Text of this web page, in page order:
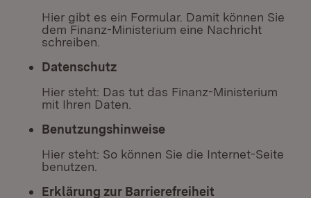
Hier gibt es ein Formular. Damit können Sie
dem Finanz-Ministerium eine Nachricht
schreiben.
Datenschutz
Hier steht: Das tut das Finanz-Ministerium
mit Ihren Daten.
Benutzungshinweise
Hier steht: So können Sie die Internet-Seite
benutzen.
Erklärung zur Barrierefreiheit